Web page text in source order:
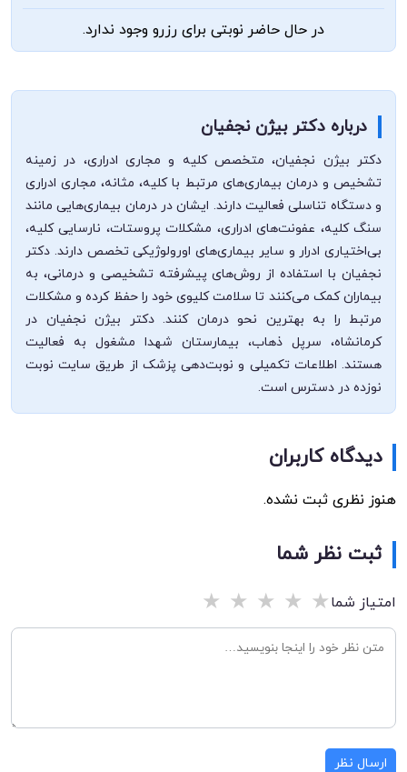
در حال حاضر نوبتی برای رزرو وجود ندارد.
درباره دکتر بیژن نجفیان
دکتر بیژن نجفیان، متخصص کلیه و مجاری ادراری، در زمینه
تشخیص و درمان بیماری‌های مرتبط با کلیه، مثانه، مجاری ادراری
و دستگاه تناسلی فعالیت دارند. ایشان در درمان بیماری‌هایی مانند
سنگ کلیه، عفونت‌های ادراری، مشکلات پروستات، نارسایی کلیه،
بی‌اختیاری ادرار و سایر بیماری‌های اورولوژیکی تخصص دارند. دکتر
نجفیان با استفاده از روش‌های پیشرفته تشخیصی و درمانی، به
بیماران کمک می‌کنند تا سلامت کلیوی خود را حفظ کرده و مشکلات
مرتبط را به بهترین نحو درمان کنند. دکتر بیژن نجفیان در
کرمانشاه، سرپل ذهاب، بیمارستان شهدا مشغول به فعالیت
هستند. اطلاعات تکمیلی و نوبت‌دهی پزشک از طریق سایت نوبت
نوزده در دسترس است.
دیدگاه کاربران
هنوز نظری ثبت نشده.
ثبت نظر شما
امتیاز شما★
★
★
★
★
ارسال نظر